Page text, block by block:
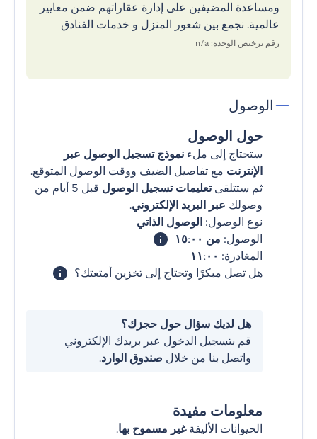
ومساعدة المضيفين على إدارة عقاراتهم ضمن معايير
عالمية. نجمع بين شعور المنزل و خدمات الفنادق
رقم ترخيص الوحدة: n/a
الوصول
حول الوصول
ستحتاج إلى ملء نموذج تسجيل الوصول عبر
الإنترنت مع تفاصيل الضيف ووقت الوصول المتوقع.
ثم ستتلقىتعليمات تسجيل الوصول
قبل 5 أيام من
وصولك عبر البريد الإلكتروني.
نوع الوصول: الوصول الذاتي
الوصول: من ١٥:٠٠
المغادرة: ١١:٠٠
هل تصل مبكرًا وتحتاج إلى تخزين أمتعتك؟
هل لديك سؤال حول حجزك؟
قم بتسجيل الدخول عبر بريدك الإلكتروني
واتصل بنا من خلال صندوق الوارد.
معلومات مفيدة
الحيوانات الأليفةغير مسموح بها.